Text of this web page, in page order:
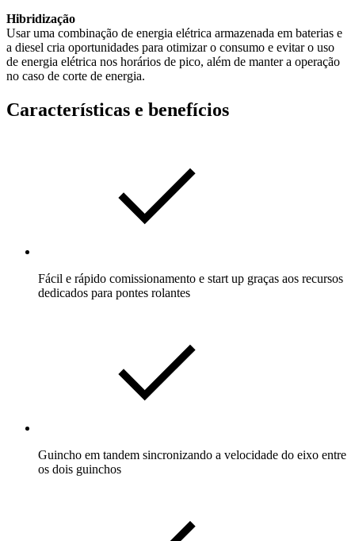
Hibridização
Usar uma combinação de energia elétrica armazenada em baterias e
a diesel cria oportunidades para otimizar o consumo e evitar o uso
de energia elétrica nos horários de pico, além de manter a operação
no caso de corte de energia.
Características e benefícios
Fácil e rápido comissionamento e start up graças aos recursos
dedicados para pontes rolantes
Guincho em tandem sincronizando a velocidade do eixo entre
os dois guinchos